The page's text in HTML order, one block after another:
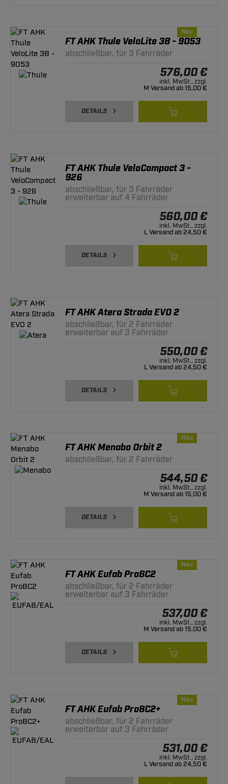
Neu
FT AHK Thule VeloLite 3B - 9053
abschließbar, für 3 Fahrräder
576,00 €
inkl. MwSt., zzgl.
M Versand ab 15,00 €
DETAILS
FT AHK Thule VeloCompact 3 -
926
abschließbar, für 3 Fahrräder
erweiterbar auf 4 Fahrräder
560,00 €
inkl. MwSt., zzgl.
L Versand ab 24,50 €
DETAILS
FT AHK Atera Strada EVO 2
abschließbar, für 2 Fahrräder
erweiterbar auf 3 Fahrräder
550,00 €
inkl. MwSt., zzgl.
L Versand ab 24,50 €
DETAILS
Neu
FT AHK Menabo Orbit 2
abschließbar, für 2 Fahrräder
544,50 €
inkl. MwSt., zzgl.
M Versand ab 15,00 €
DETAILS
Neu
FT AHK Eufab ProBC2
abschließbar, für 2 Fahrräder
erweiterbar auf 3 Fahrräder
537,00 €
inkl. MwSt., zzgl.
M Versand ab 15,00 €
DETAILS
Neu
FT AHK Eufab ProBC2+
abschließbar, für 2 Fahrräder
erweiterbar auf 3 Fahrräder
531,00 €
inkl. MwSt., zzgl.
L Versand ab 24,50 €